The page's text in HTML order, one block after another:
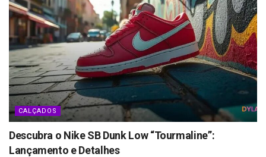
CALÇADOS
Descubra o Nike SB Dunk Low “Tourmaline”:
Lançamento e Detalhes